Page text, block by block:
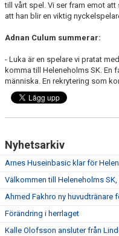
till vårt spel. Vi ser fram emot
att han blir en viktig
Adnan Culum summerar:
- Luka är en spelare vi pratat
komma till Heleneholms SK. En
människa. En rekrytering som
Nyhetsarkiv
Arnes Huseinbasic klar för
Välkommen till Heleneholms
Ahmed Fakhro ny huvudtränare
Förändring i herrlaget
Kalle Olofsson ansluter från